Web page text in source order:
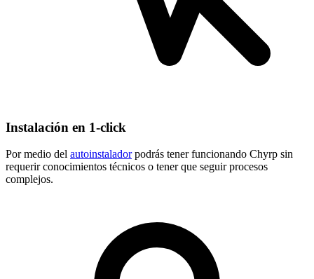
Instalación en 1-click
Por medio del autoinstaladorpodrás tener funcionando Chyrp sin
requerir conocimientos técnicos o tener que seguir procesos
complejos.